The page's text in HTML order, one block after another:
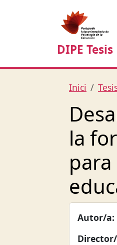
DIPE Tesis
Inici
la
Autor/a: